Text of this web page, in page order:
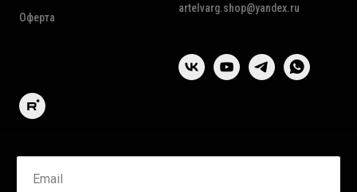
Оферта
artelvarg.shop@yandex.ru